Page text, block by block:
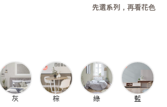
先選系列，再看花色
灰 棕 綠 藍